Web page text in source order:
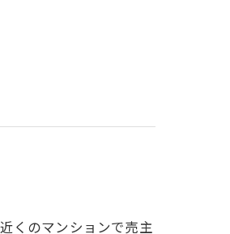
くのマンションで売主